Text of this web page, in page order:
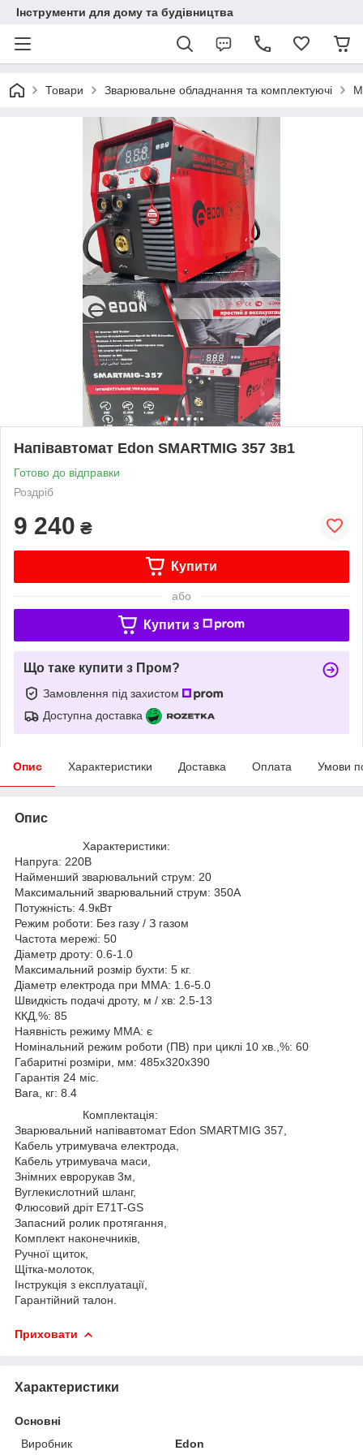
Інструменти для дому та будівництва
Товари Зварювальне обладнання та комплектуючі
Напівавтомат Edon SMARTMIG 357 3в1
Готово до відправки
Роздріб
9 240 ₴
Купити
або
Купити з
Що таке купити з Пром?
Замовлення під захистом
Доступна доставка
Опис Характеристики Доставка Оплата Умови
Опис
Характеристики:
Напруга: 220В
Найменший зварювальний струм: 20
Максимальний зварювальний струм: 350А
Потужність: 4.9кВт
Режим роботи: Без газу / З газом
Частота мережі: 50
Діаметр дроту: 0.6-1.0
Максимальний розмір бухти: 5 кг.
Діаметр електрода при ММА: 1.6-5.0
Швидкість подачі дроту, м / хв: 2.5-13
ККД,%: 85
Наявність режиму ММА: є
Номінальний режим роботи (ПВ) при циклі 10 хв.,%: 60
Габаритні розміри, мм: 485х320х390
Гарантія 24 міс.
Вага, кг: 8.4
Комплектація:
Зварювальний напівавтомат Edon SMARTMIG 357,
Кабель утримувача електрода,
Кабель утримувача маси,
Знімних еврорукав 3м,
Вуглекислотний шланг,
Флюсовий дріт E71T-GS
Запасний ролик протягання,
Комплект наконечників,
Ручної щиток,
Щітка-молоток,
Інструкція з експлуатації,
Гарантійний талон.
Приховати
Характеристики
Основні
Виробник
Edon